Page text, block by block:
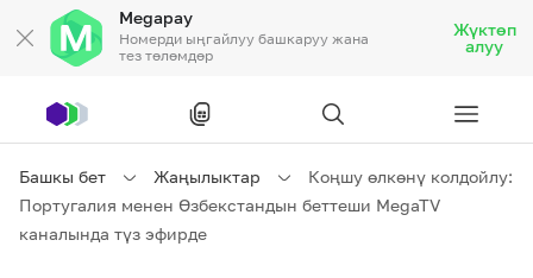
Megapay
Номерди ыңгайлуу башкаруу жана
тез төлөмдөр
Жүктөп
алуу
Жеке кардарларга
Башкы бет Жаңылыктар
Коңшу өлкөнү колдойлу:
Португалия менен Өзбекстандын беттеши MegaTV
каналында түз эфирде